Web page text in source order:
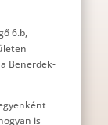
6.b,
Benerdek-
is